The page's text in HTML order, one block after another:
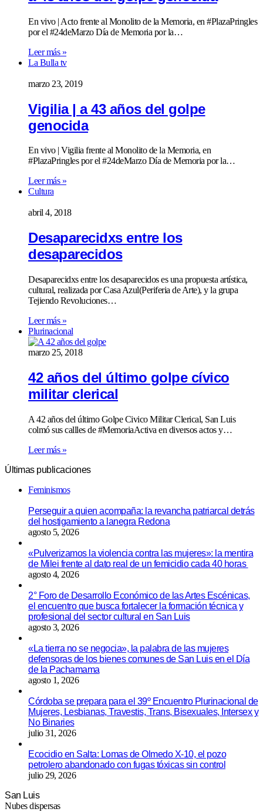
En vivo | Acto frente al Monolito de la Memoria, en #PlazaPringles
por el #24deMarzo Día de Memoria por la…
Leer más »
La Bulla tv
marzo 23, 2019
Vigilia | a 43 años del golpe
genocida
En vivo | Vigilia frente al Monolito de la Memoria, en
#PlazaPringles por el #24deMarzo Día de Memoria por la…
Leer más »
Cultura
abril 4, 2018
Desaparecidxs entre los
desaparecidos
Desaparecidxs entre los desaparecidos es una propuesta artística,
cultural, realizada por Casa Azul(Periferia de Arte), y la grupa
Tejiendo Revoluciones…
Leer más »
Plurinacional
marzo 25, 2018
42 años del último golpe cívico
militar clerical
A 42 años del último Golpe Civico Militar Clerical, San Luis
colmó sus callles de #MemoriaActiva en diversos actos y…
Leer más »
Últimas publicaciones
Feminismos
Perseguir a quien acompaña: la revancha patriarcal detrás
del hostigamiento a lanegra Redona
agosto 5, 2026
«Pulverizamos la violencia contra las mujeres»: la mentira
de Milei frente al dato real de un femicidio cada 40 horas
agosto 4, 2026
2° Foro de Desarrollo Económico de las Artes Escénicas,
el encuentro que busca fortalecer la formación técnica y
profesional del sector cultural en San Luis
agosto 3, 2026
«La tierra no se negocia», la palabra de las mujeres
defensoras de los bienes comunes de San Luis en el Día
de la Pachamama
agosto 1, 2026
Córdoba se prepara para el 39º Encuentro Plurinacional de
Mujeres, Lesbianas, Travestis, Trans, Bisexuales, Intersex y
No Binaries
julio 31, 2026
Ecocidio en Salta: Lomas de Olmedo X-10, el pozo
petrolero abandonado con fugas tóxicas sin control
julio 29, 2026
San Luis
Nubes dispersas